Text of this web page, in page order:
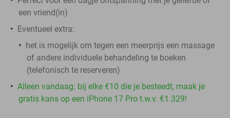
een vriend(in)
Eventueel extra:
het is mogelijk om tegen een meerprijs een massage
of andere individuele behandeling te boeken
(telefonisch te reserveren)
Alleen vandaag: bij elke €10 die je besteedt, maak je
gratis kans op een iPhone 17 Pro t.w.v. €1.329!